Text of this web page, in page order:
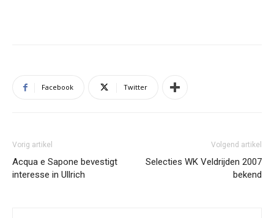
Facebook Twitter
Vorig artikel
Acqua e Sapone bevestigt
interesse in Ullrich
Volgend artikel
Selecties WK Veldrijden 2007
bekend